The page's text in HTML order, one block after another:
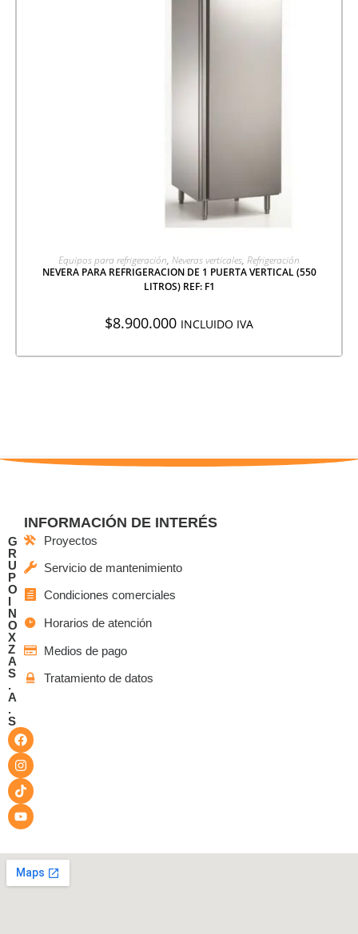
AGREGAR A COTIZACIÓN
Equipos para refrigeración, Neveras verticales, Refrigeración
NEVERA PARA REFRIGERACION DE 1 PUERTA VERTICAL (550
LITROS) REF: F1
$8.900.000 INCLUIDO IVA
G
R
U
P
O
I
N
O
X
Z
A
S
.
A
.
S
INFORMACIÓN DE INTERÉS
Proyectos
Servicio de mantenimiento
Condiciones comerciales
Horarios de atención
Medios de pago
Tratamiento de datos